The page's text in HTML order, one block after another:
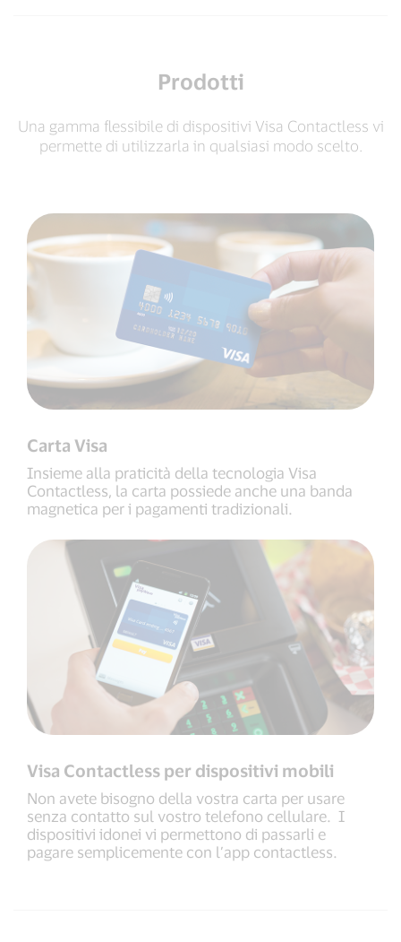
Prodotti
Una gamma flessibile di dispositivi Visa Contactless vi
permette di utilizzarla in qualsiasi modo scelto.
Carta Visa
Insieme alla praticità della tecnologia Visa
Contactless, la carta possiede anche una banda
magnetica per i pagamenti tradizionali.
Visa Contactless per dispositivi mobili
Non avete bisogno della vostra carta per usare
senza contatto sul vostro telefono cellulare. I
dispositivi idonei vi permettono di passarli e
pagare semplicemente con l’app contactless.